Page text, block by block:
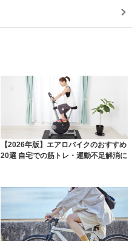
【2026年版】エアロバイクのおすすめ
20選 自宅での筋トレ・運動不足解消に